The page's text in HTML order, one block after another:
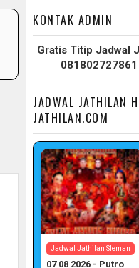
KONTAK ADMIN
Gratis Titip Jadwal
JADWAL JATHILAN
JATHILAN.COM
Jadwal Jathilan Sleman
07 08 2026 - Putro